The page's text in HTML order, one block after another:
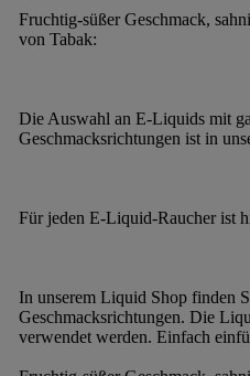
Fruchtig-süßer Geschmack,
von Tabak:
Die Auswahl an E-Liquids mit
Geschmacksrichtungen ist in
Für jeden E-Liquid-Raucher ist
In unserem Liquid Shop finden
Geschmacksrichtungen. Die
verwendet werden. Einfach